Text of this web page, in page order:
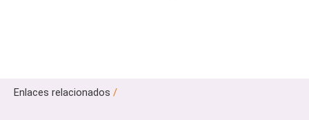
Enlaces relacionados /